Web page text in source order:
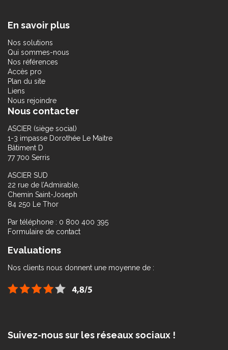
En savoir plus
Nos solutions
Qui sommes-nous
Nos références
Accès pro
Plan du site
Liens
Nous rejoindre
Nous contacter
ASCIER (siège social)
1-3 impasse Dorothée Le Maitre
Bâtiment D
77 700 Serris
ASCIER SUD
22 rue de l’Admirable,
Chemin Saint-Joseph
84 250 Le Thor
Par téléphone : 0 800 400 395
Formulaire de contact
Evaluations
Nos clients nous donnent une moyenne de :
Suivez-nous sur les réseaux sociaux !